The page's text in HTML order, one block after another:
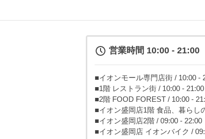
営業時間 10:00 - 21:00
■イオンモール専門店街 / 10:00 -
■1階 レストラン街 / 10:00 - 21:00
■2階 FOOD FOREST / 10:00 -
■イオン盛岡店1階 食品、暮らし
■イオン盛岡店2階 / 09:00 - 22:00
■イオン盛岡店 イオンバイク /